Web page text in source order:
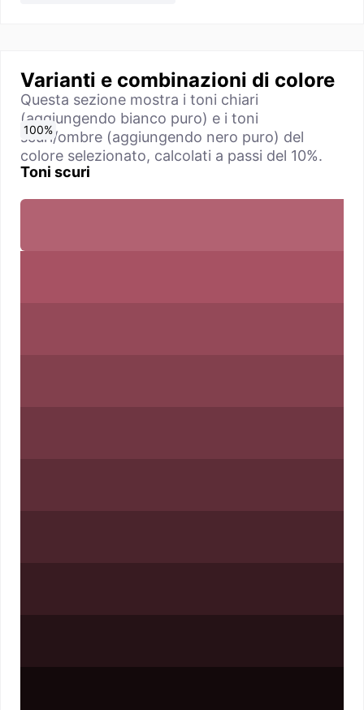
Varianti e combinazioni di colore
Questa sezione mostra i toni chiari
(aggiungendo bianco puro) e i toni
scuri/ombre (aggiungendo nero puro) del
colore selezionato, calcolati a passi del 10%.
Toni scuri
0%
10%
20%
30%
40%
50%
60%
70%
80%
90%
100%